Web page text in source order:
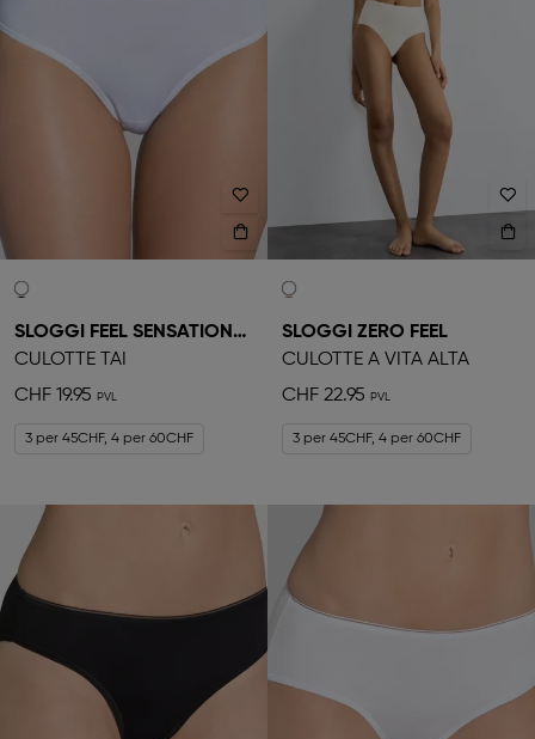
SLOGGI FEEL SENSATIONAL
CULOTTE TAI
CHF 19.95
3 per 45CHF, 4 per 60CHF
SLOGGI ZERO FEEL
CULOTTE A VITA ALTA
CHF 22.95
3 per 45CHF, 4 per 60CHF